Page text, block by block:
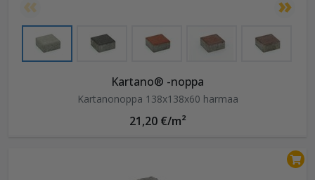
Kartano® -noppa
Kartanonoppa 138x138x60 harmaa
21,20 €/m²